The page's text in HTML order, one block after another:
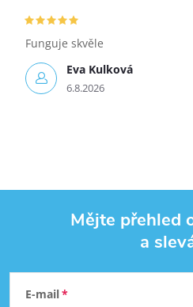
Eva Kulková
6.8.2026
Funguje skvěle
Mějte přehled
a
E-mail